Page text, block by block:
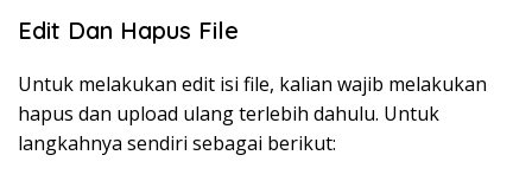
Edit Dan Hapus File
Untuk melakukan edit isi file, kalian wajib melakukan
hapus dan upload ulang terlebih dahulu. Untuk
langkahnya sendiri sebagai berikut: